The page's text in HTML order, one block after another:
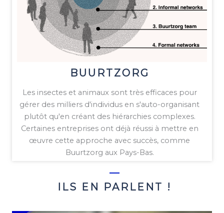
BUURTZORG
Les insectes et animaux sont très efficaces pour
gérer des milliers d'individus en s'auto-organisant
plutôt qu'en créant des hiérarchies complexes.
Certaines entreprises ont déjà réussi à mettre en
œuvre cette approche avec succès, comme
Buurtzorg aux Pays-Bas.
ILS EN PARLENT !